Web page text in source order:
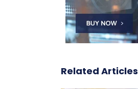
Related Articles